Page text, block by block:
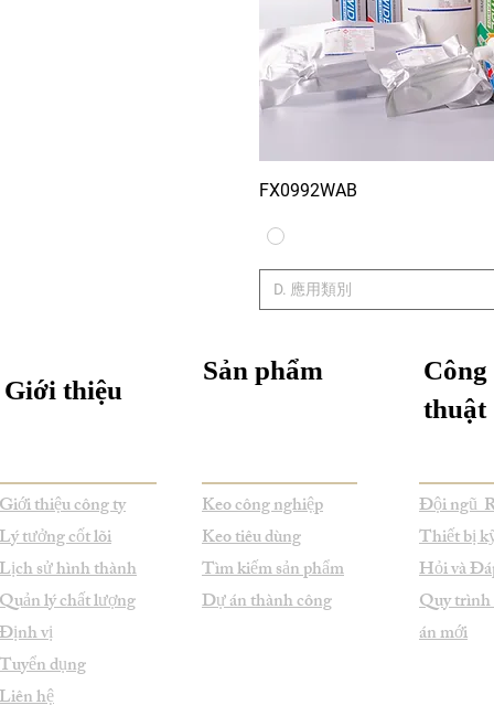
FX0992WAB
D. 應用類別
Giới thiệu
Sản phẩm
thuật
Giới thiệu công ty
Lý tưởng cốt lõi
Lịch sử hình thành
Quản lý chất lượng
Định vị
Tuyển dụng
Liên hệ
Keo công nghiệp
Keo tiêu dùng
Tìm kiếm sản phẩm
Dự án thành công
Đội ngũ
Thiết bị
Hỏi và
Quy trình
án mới